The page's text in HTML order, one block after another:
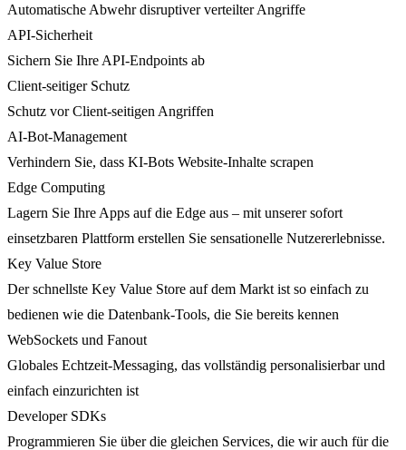
Automatische Abwehr disruptiver verteilter Angriffe
API-Sicherheit
Sichern Sie Ihre API-Endpoints ab
Client-seitiger Schutz
Schutz vor Client-seitigen Angriffen
AI-Bot-Management
Verhindern Sie, dass KI-Bots Website-Inhalte scrapen
Edge Computing
Lagern Sie Ihre Apps auf die Edge aus – mit unserer sofort
einsetzbaren Plattform erstellen Sie sensationelle Nutzererlebnisse.
Key Value Store
Der schnellste Key Value Store auf dem Markt ist so einfach zu
bedienen wie die Datenbank-Tools, die Sie bereits kennen
WebSockets und Fanout
Globales Echtzeit-Messaging, das vollständig personalisierbar und
einfach einzurichten ist
Developer SDKs
Programmieren Sie über die gleichen Services, die wir auch für die